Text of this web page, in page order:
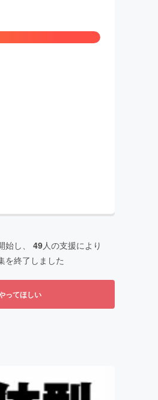
始し、 49人の支援により
を終了しました
ってほしい